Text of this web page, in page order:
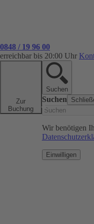
0848 / 19 96 00
erreichbar bis 20:00 Uhr
Zur
Buchung
Suchen
Suchen
Wir benötigen
Einwilligen